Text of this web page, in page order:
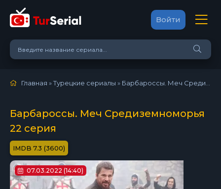
Войти
Главная »Турецкие сериалы » Барбароссы. Меч Средиземноморья (2021)
Барбароссы. Меч Средиземноморья
22 серия
7.3 (3600)
07.03.2022 (14:40)